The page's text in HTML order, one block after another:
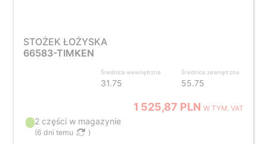
STOŻEK ŁOŻYSKA
66583-TIMKEN
Średnica wewnętrzna
31.75
Średnica zewnętrzna
55.75
1 525,87 PLNW TYM. VAT
2 części w magazynie
(6 dni temu )